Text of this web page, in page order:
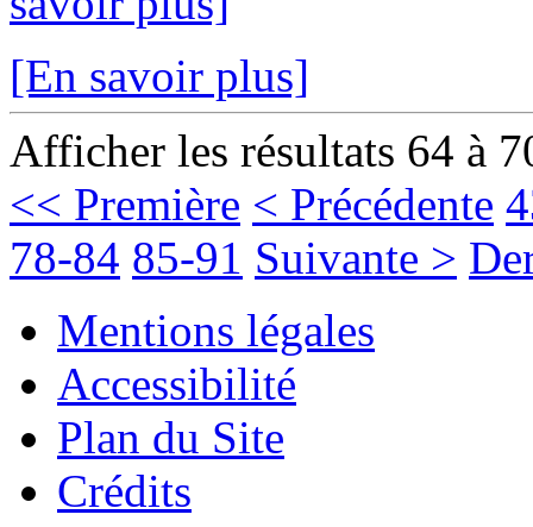
[En savoir plus]
Afficher les résultats 64 à
<< Première < Précédente
78-84 85-91 Suivante >
Mentions légales
Accessibilité
Plan du Site
Crédits